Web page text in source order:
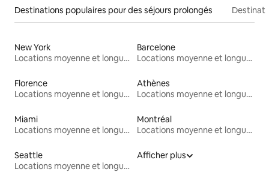
Destinations populaires pour des séjours prolongés
New York
Locations moyenne et longue durée
Barcelone
Locations moyenne et longue durée
Florence
Locations moyenne et longue durée
Athènes
Locations moyenne et longue durée
Miami
Locations moyenne et longue durée
Montréal
Locations moyenne et longue durée
Seattle
Locations moyenne et longue durée
Afficher plus